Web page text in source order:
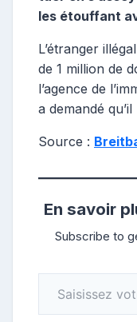
les étouffant
L’étranger
de 1 million de
l’agence de
a demandé
Source :
En savoir
Subscribe to
Saisissez votre adresse e-mail…